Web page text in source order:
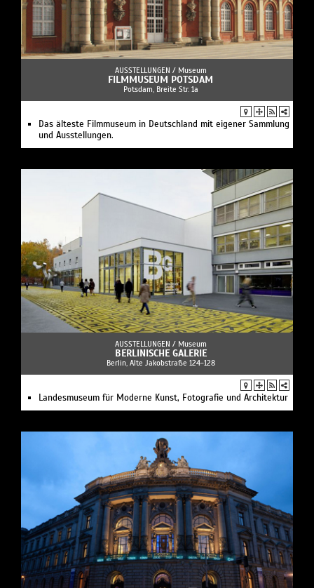
AUSSTELLUNGEN / Museum
FILMMUSEUM POTSDAM
Potsdam, Breite Str. 1a
Das älteste Filmmuseum in Deutschland mit eigener Sammlung
und Ausstellungen.
AUSSTELLUNGEN / Museum
BERLINISCHE GALERIE
Berlin, Alte Jakobstraße 124-128
Landesmuseum für Moderne Kunst, Fotografie und Architektur